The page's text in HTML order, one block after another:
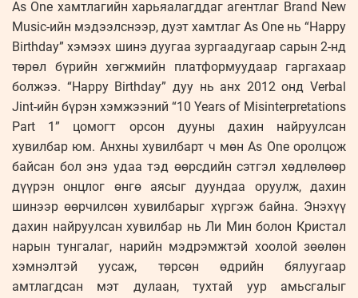
As One хамтлагийн харьяалагддаг агентлаг Brand New
Music-ийн мэдээлснээр, дуэт хамтлаг As One нь “Happy
Birthday” хэмээх шинэ дуугаа зургаадугаар сарын 2-нд
төрөл бүрийн хөгжмийн платформуудаар гаргахаар
болжээ. “Happy Birthday” дуу нь анх 2012 онд Verbal
Jint-ийн бүрэн хэмжээний “10 Years of Misinterpretations
Part 1” цомогт орсон дууны дахин найруулсан
хувилбар юм. Анхны хувилбарт ч мөн As One оролцож
байсан бол энэ удаа тэд өөрсдийн сэтгэл хөдлөлөөр
дүүрэн онцлог өнгө аясыг дуундаа оруулж, дахин
шинээр өөрчилсөн хувилбарыг хүргэж байна. Энэхүү
дахин найруулсан хувилбар нь Ли Мин болон Кристал
нарын тунгалаг, нарийн мэдрэмжтэй хоолой зөөлөн
хэмнэлтэй уусаж, төрсөн өдрийн бялуугаар
амтлагдсан мэт дулаан, тухтай уур амьсгалыг